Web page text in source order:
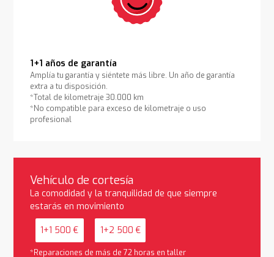
1+1 años de garantía
Amplía tu garantía y siéntete más libre. Un año de garantía
extra a tu disposición.
*Total de kilometraje 30.000 km
*No compatible para exceso de kilometraje o uso
profesional
Vehículo de cortesía
La comodidad y la tranquilidad de que siempre
estarás en movimiento
1+1 500 € 1+2 500 €
*Reparaciones de más de 72 horas en taller